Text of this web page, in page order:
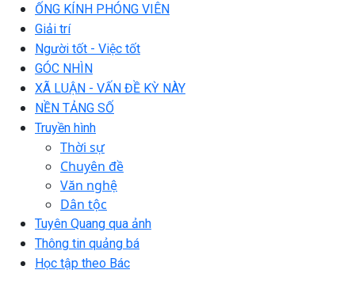
ỐNG KÍNH PHÓNG VIÊN
Giải trí
Người tốt - Việc tốt
GÓC NHÌN
XÃ LUẬN - VẤN ĐỀ KỲ NÀY
NỀN TẢNG SỐ
Truyền hình
Thời sự
Chuyên đề
Văn nghệ
Dân tộc
Tuyên Quang qua ảnh
Thông tin quảng bá
Học tập theo Bác